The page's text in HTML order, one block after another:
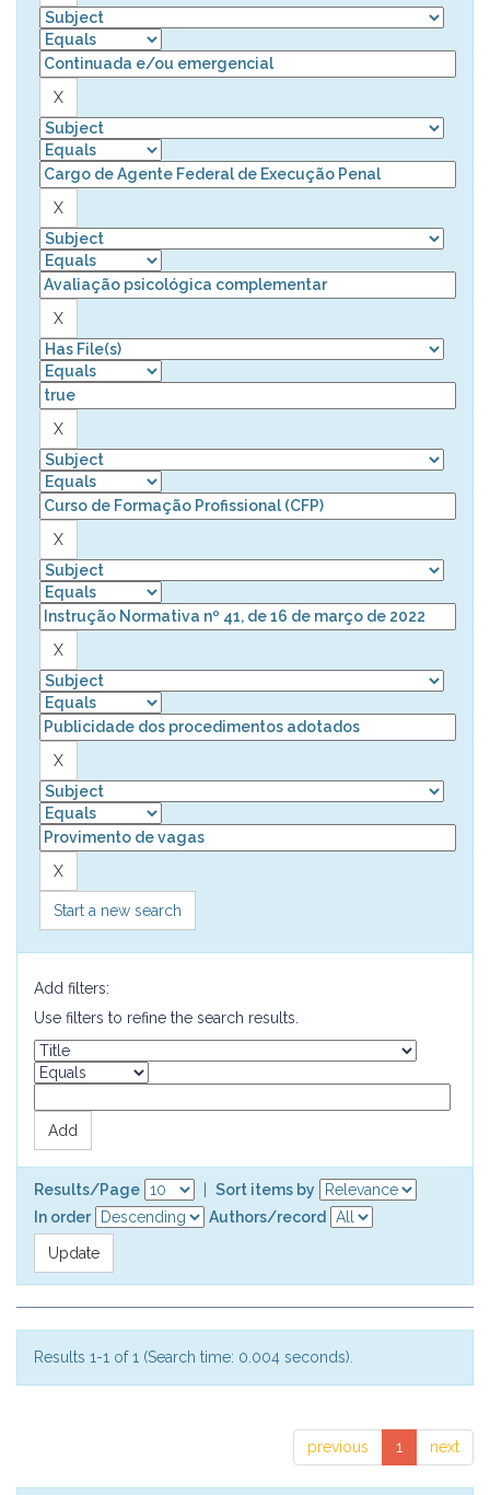
Start a new search
Add filters:
Use filters to refine the search results.
Results/Page
Sort items by
In order
Authors/record
Results 1-1 of 1 (Search time: 0.004 seconds).
previous 1 next